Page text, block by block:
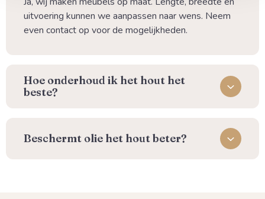
uitvoering kunnen we aanpassen naar wens. Neem
even contact op voor de mogelijkheden.
⁠Hoe onderhoud ik het hout het
beste?
Beschermt olie het hout beter?